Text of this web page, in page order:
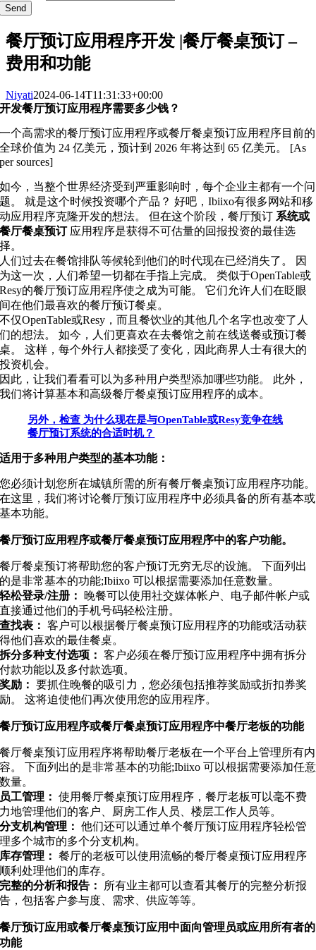
Send
餐厅预订应用程序开发 |餐厅餐桌预订 –
费用和功能
Niyati2024-06-14T11:31:33+00:00
开发餐厅预订应用程序需要多少钱？
一个高需求的餐厅预订应用程序或餐厅餐桌预订应用程序目前的
全球价值为 24 亿美元，预计到 2026 年将达到 65 亿美元。 [As
per sources]
如今，当整个世界经济受到严重影响时，每个企业主都有一个问
题。 就是这个时候投资哪个产品？ 好吧，Ibiixo有很多网站和移
动应用程序克隆开发的想法。 但在这个阶段，餐厅预订 系统或
餐厅餐桌预订应用程序是获得不可估量的回报投资的最佳选
择。
人们过去在餐馆排队等候轮到他们的时代现在已经消失了。 因
为这一次，人们希望一切都在手指上完成。 类似于OpenTable或
Resy的餐厅预订应用程序使之成为可能。 它们允许人们在眨眼
间在他们最喜欢的餐厅预订餐桌。
不仅OpenTable或Resy，而且餐饮业的其他几个名字也改变了人
们的想法。 如今，人们更喜欢在去餐馆之前在线送餐或预订餐
桌。 这样，每个外行人都接受了变化，因此商界人士有很大的
投资机会。
因此，让我们看看可以为多种用户类型添加哪些功能。 此外，
我们将计算基本和高级餐厅餐桌预订应用程序的成本。
另外，检查 为什么现在是与OpenTable或Resy竞争在线
餐厅预订系统的合适时机？
适用于多种用户类型的基本功能：
您必须计划您所在城镇所需的所有餐厅餐桌预订应用程序功能。
在这里，我们将讨论餐厅预订应用程序中必须具备的所有基本或
基本功能。
餐厅预订应用程序或餐厅餐桌预订应用程序中的客户功能。
餐厅餐桌预订将帮助您的客户预订无穷无尽的设施。 下面列出
的是非常基本的功能;Ibiixo 可以根据需要添加任意数量。
轻松登录/注册：
晚餐可以使用社交媒体帐户、电子邮件帐户或
直接通过他们的手机号码轻松注册。
查找表： 客户可以根据餐厅餐桌预订应用程序的功能或活动获
得他们喜欢的最佳餐桌。
拆分多种支付选项： 客户必须在餐厅预订应用程序中拥有拆分
付款功能以及多付款选项。
奖励： 要抓住晚餐的吸引力，您必须包括推荐奖励或折扣券奖
励。 这将迫使他们再次使用您的应用程序。
餐厅预订应用程序或餐厅餐桌预订应用程序中餐厅老板的功能
餐厅餐桌预订应用程序将帮助餐厅老板在一个平台上管理所有内
容。 下面列出的是非常基本的功能;Ibiixo 可以根据需要添加任意
数量。
员工管理： 使用餐厅餐桌预订应用程序，餐厅老板可以毫不费
力地管理他们的客户、厨房工作人员、楼层工作人员等。
分支机构管理： 他们还可以通过单个餐厅预订应用程序轻松管
理多个城市的多个分支机构。
库存管理： 餐厅的老板可以使用流畅的餐厅餐桌预订应用程序
顺利处理他们的库存。
完整的分析和报告：
所有业主都可以查看其餐厅的完整分析报
告，包括客户参与度、需求、供应等等。
餐厅预订应用或餐厅餐桌预订应用中面向管理员或应用所有者的
功能